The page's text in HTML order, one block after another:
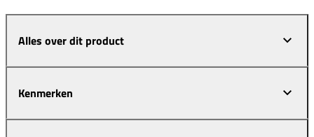
Alles over dit product
Kenmerken